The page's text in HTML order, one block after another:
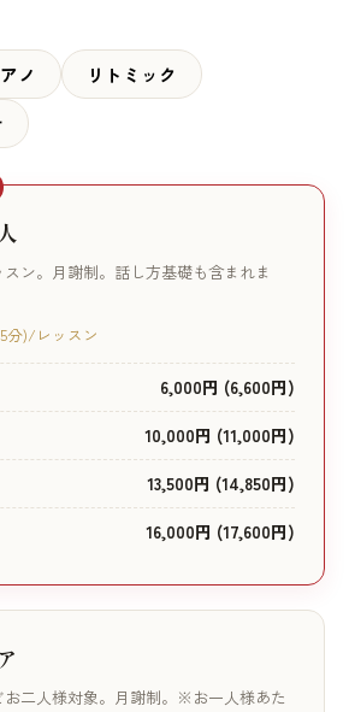
ノ
リトミック
ン。月謝制。話し方基礎も含まれま
分)/レッスン
6,000円 (6,600円)
10,000円 (11,000円)
13,500円 (14,850円)
16,000円 (17,600円)
お二人様対象。月謝制。※お一人様あた